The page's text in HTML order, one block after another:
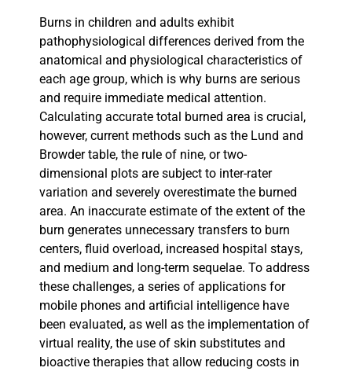
Burns in children and adults exhibit
pathophysiological differences derived from the
anatomical and physiological characteristics of
each age group, which is why burns are serious
and require immediate medical attention.
Calculating accurate total burned area is crucial,
however, current methods such as the Lund and
Browder table, the rule of nine, or two-
dimensional plots are subject to inter-rater
variation and severely overestimate the burned
area. An inaccurate estimate of the extent of the
burn generates unnecessary transfers to burn
centers, fluid overload, increased hospital stays,
and medium and long-term sequelae. To address
these challenges, a series of applications for
mobile phones and artificial intelligence have
been evaluated, as well as the implementation of
virtual reality, the use of skin substitutes and
bioactive therapies that allow reducing costs in